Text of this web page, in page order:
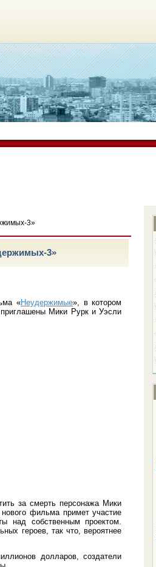
3»
3»
«Неудержимые», в котором
Мики Рурк и Уэсли
за смерть персонажа Мики
фильма примет участие
над собственным проектом.
героев, так что, вероятнее
долларов, создатели